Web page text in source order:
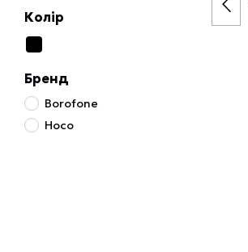
Колір
Бренд
Borofone
Hoco